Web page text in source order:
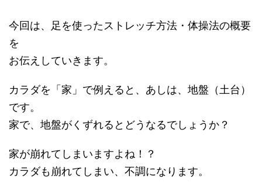
今回は、足を使ったストレッチ方法・体操法の概要
を
お伝えしていきます。
カラダを「家」で例えると、あしは、地盤（土台）
です。
家で、地盤がくずれるとどうなるでしょうか？
家が崩れてしまいますよね！？
カラダも崩れてしまい、不調になります。